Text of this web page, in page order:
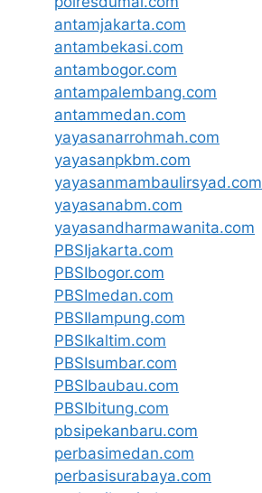
antamjakarta.com
antambekasi.com
antambogor.com
antampalembang.com
antammedan.com
yayasanarrohmah.com
yayasanpkbm.com
yayasanmambaulirsyad.com
yayasanabm.com
yayasandharmawanita.com
PBSIjakarta.com
PBSIbogor.com
PBSImedan.com
PBSIlampung.com
PBSIkaltim.com
PBSIsumbar.com
PBSIbaubau.com
PBSIbitung.com
pbsipekanbaru.com
perbasimedan.com
perbasisurabaya.com